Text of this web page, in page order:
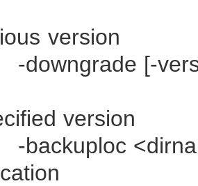
version
[-version
version